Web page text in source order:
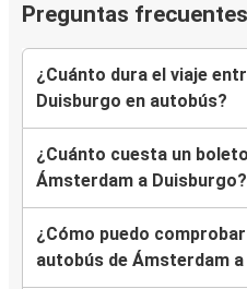
Preguntas frecuentes
¿Cuánto dura el viaje
Duisburgo en autobús?
¿Cuánto cuesta un
Ámsterdam a Duisburgo?
¿Cómo puedo
autobús de Ámsterdam